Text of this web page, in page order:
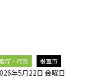
官庁・行政 根室市
年5月22日 金曜日